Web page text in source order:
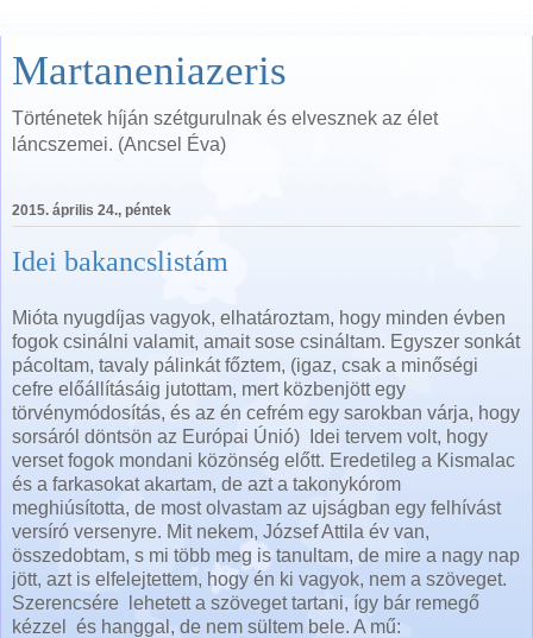
Martaneniazeris
Történetek híján szétgurulnak és elvesznek az élet
láncszemei. (Ancsel Éva)
2015. április 24., péntek
Idei bakancslistám
Mióta nyugdíjas vagyok, elhatároztam, hogy minden évben
fogok csinálni valamit, amait sose csináltam. Egyszer sonkát
pácoltam, tavaly pálinkát főztem, (igaz, csak a minőségi
cefre előállításáig jutottam, mert közbenjött egy
törvénymódosítás, és az én cefrém egy sarokban várja, hogy
sorsáról döntsön az Európai Únió) Idei tervem volt, hogy
verset fogok mondani közönség előtt. Eredetileg a Kismalac
és a farkasokat akartam, de azt a takonykórom
meghiúsította, de most olvastam az ujságban egy felhívást
versíró versenyre. Mit nekem, József Attila év van,
összedobtam, s mi több meg is tanultam, de mire a nagy nap
jött, azt is elfelejtettem, hogy én ki vagyok, nem a szöveget.
Szerencsére lehetett a szöveget tartani, így bár remegő
kézzel és hanggal, de nem sültem bele. A mű: